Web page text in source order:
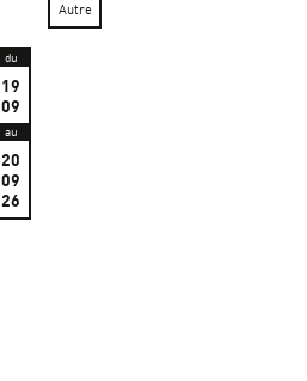
Autre
du
19
09
au
20
09
26